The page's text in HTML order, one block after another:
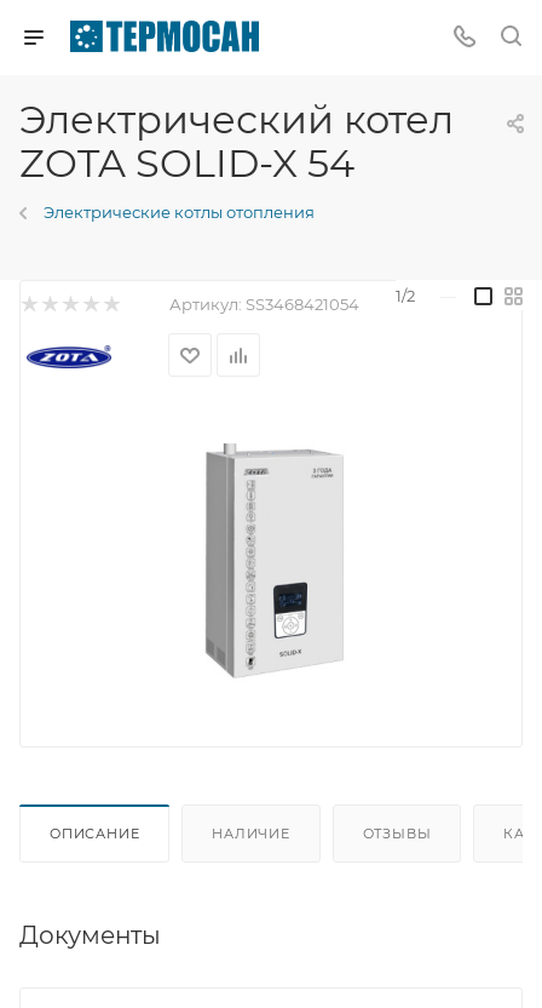
Электрический котел
ZOTA SOLID-X 54
Электрические котлы отопления
Артикул: SS3468421054
ОПИСАНИЕ НАЛИЧИЕ ОТЗЫВЫ КАК
Документы
1/2